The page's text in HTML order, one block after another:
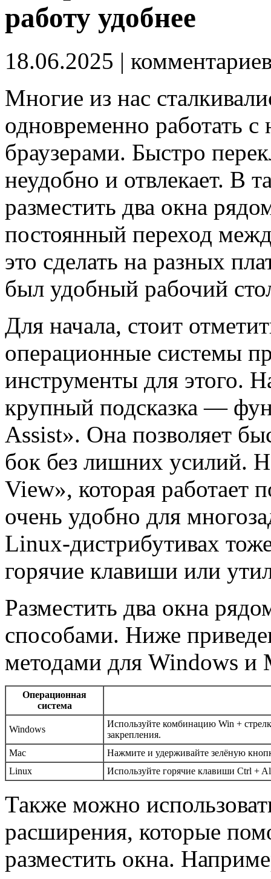
работу удобнее
18.06.2025 |
Многие из нас
одновременно работать
браузерами. Быстро
неудобно и отвлекает. В
разместить два окна
постоянный переход
это сделать на разных
был удобный рабочий
Для начала, стоит
операционные системы
инструменты для этого.
крупный подсказка —
Assist». Она позволяет
бок без лишних усилий.
View», которая работает
очень удобно для
Linux-дистрибутивах
горячие клавиши или
Разместить два окна
способами. Ниже
методами для Windows и
Операционная
система
Windows
Используйте комбинацию Win +
закрепления.
Mac
Нажмите и удерживайте зелёную
Linux
Используйте горячие клавиши Ctrl +
Также можно
расширения, которые
разместить окна.